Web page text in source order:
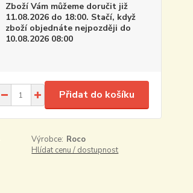
Zboží Vám můžeme doručit již
11.08.2026 do 18:00. Stačí, když
zboží objednáte nejpozději do
10.08.2026 08:00
Přidat do košíku
Výrobce: Roco
Hlídat cenu / dostupnost